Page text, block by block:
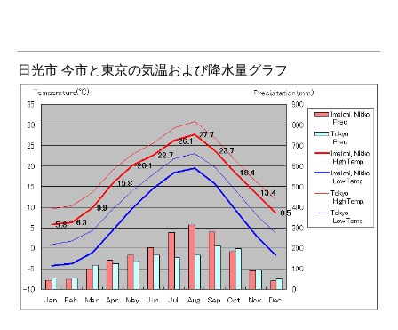
日光市 今市と東京の気温および降水量グラフ